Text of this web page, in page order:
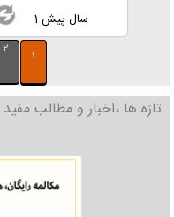
1 سال پیش
1
2
تازه ها ،اخبار و مطالب